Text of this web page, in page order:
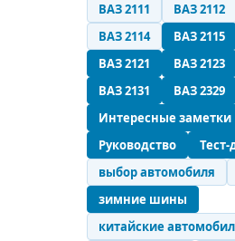
ВАЗ 2111
ВАЗ 2112
ВАЗ 2114
ВАЗ 2115
ВАЗ 2121
ВАЗ 2123
ВАЗ 2131
ВАЗ 2329
Интересные заметки
Руководство
выбор автомобиля
зимние шины
китайские